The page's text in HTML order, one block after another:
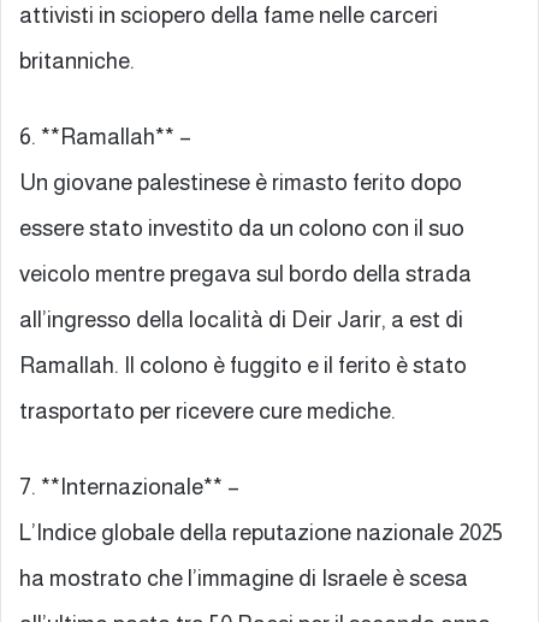
attivisti in sciopero della fame nelle carceri
britanniche.
6. **Ramallah** –
Un giovane palestinese è rimasto ferito dopo
essere stato investito da un colono con il suo
veicolo mentre pregava sul bordo della strada
all’ingresso della località di Deir Jarir, a est di
Ramallah. Il colono è fuggito e il ferito è stato
trasportato per ricevere cure mediche.
7. **Internazionale** –
L’Indice globale della reputazione nazionale 2025
ha mostrato che l’immagine di Israele è scesa